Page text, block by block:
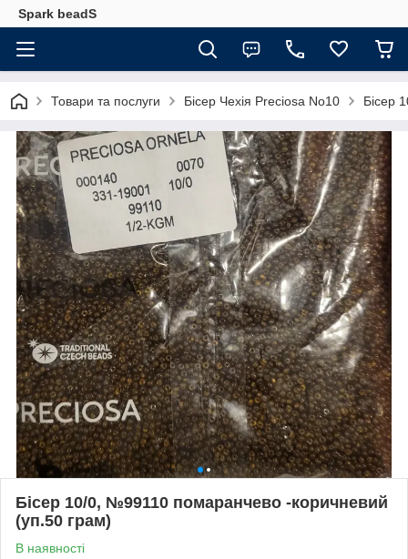
Spark beadS
Товари та послуги Бісер Чехія Preciosa No10 Бісер
Бісер 10/0, №99110 помаранчево -коричневий
(уп.50 грам)
В наявності